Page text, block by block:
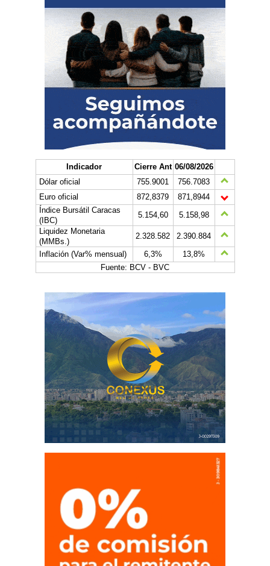
Indicador Cierre Ant 06/08/2026
Dólar oficial
755.9001
756.7083
Euro oficial
872,8379
871,8944
Índice Bursátil Caracas
(IBC)
5.154,60
5.158,98
Liquidez Monetaria
(MMBs.)
2.328.582
2.390.884
Inflación (Var% mensual)
6,3%
13,8%
Fuente: BCV - BVC